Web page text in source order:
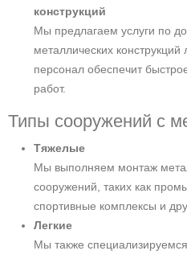
конструкций
Мы предлагаем услуги по
металлических
персонал обеспечит
работ.
Типы сооружений с
Тяжелые
Мы выполняем монтаж
сооружений, таких как
спортивные комплексы и
Легкие
Мы также